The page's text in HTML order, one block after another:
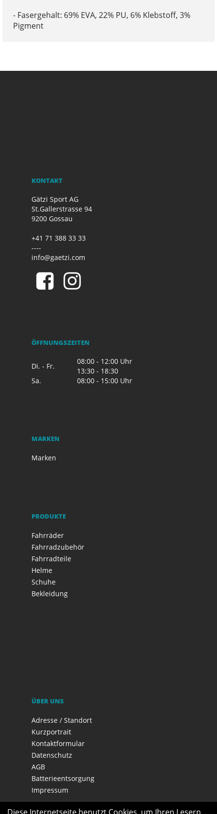
- Fasergehalt: 69% EVA, 22% PU, 6% Klebstoff, 3%
Pigment
KONTAKT
Gätzi Sport AG
St.Gallerstrasse 94
9200 Gossau
+41 71 388 33 33
----
info@gaetzi.com
ÖFFNUNGSZEITEN
Di. - Fr.
08:00 - 12:00 Uhr
13:30 - 18:30
Sa.
08:00 - 15:00 Uhr
MARKEN
Marken
PRODUKTE
Fahrräder
Fahrradzubehör
Fahrradteile
Helme
Schuhe
Bekleidung
ÜBER UNS
Adresse / Standort
Kurzportrait
Kontaktformular
Datenschutz
AGB
Batterieentsorgung
Impressum